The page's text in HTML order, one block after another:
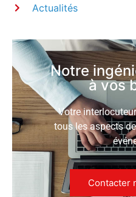
Actualités
Notre
à vos
Votre
tous les aspects
Contacter